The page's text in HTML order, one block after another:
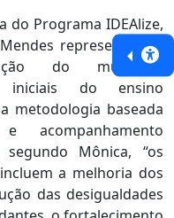
do Programa IDEAlize,
representa um
do município
iniciais do ensino
metodologia baseada
acompanhamento
Mônica, “os
a melhoria dos
das desigualdades